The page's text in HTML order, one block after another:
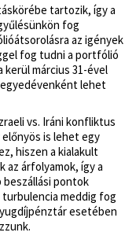
tartozik, így a
fog
az igények
fog tudni a portfólió
kerül március 31-ével
lehet
vs. Iráni konfliktus
is lehet egy
hiszen a kialakult
az árfolyamok, így a
pontok
meddig fog
esetében